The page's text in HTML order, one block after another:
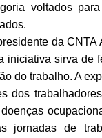
voltados
da CNTA
iniciativa sirva de
do trabalho. A
dos
jornadas de